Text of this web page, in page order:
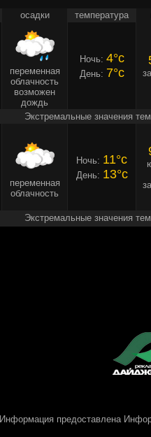
осадки температура
переменная
облачность
возможен
дождь
Ночь: 4°c
День: 7°c
Экстремальные значения
переменная
облачность
Ночь: 11°c
День: 13°c
Экстремальные значения
Информация предоставлена